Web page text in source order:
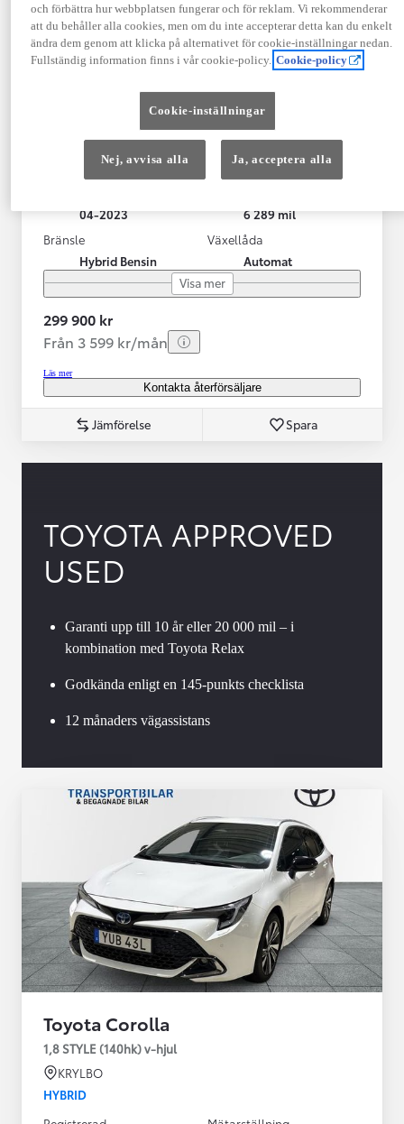
Toyota Yaris Cross
Toyota Yaris Cross 1,5 Hybrid Adventure Drag V-Hjul
KRYLBO
04-2023
6 289 mil
Bränsle
Hybrid Bensin
Växellåda
Automat
Visa mer
299 900 kr
Från 3 599 kr/mån
Läs mer
Kontakta återförsäljare
Jämförelse Spara
TOYOTA APPROVED
USED
Garanti upp till 10 år eller 20 000 mil – i
kombination med Toyota Relax
Godkända enligt en 145-punkts checklista
12 månaders vägassistans
Toyota Corolla
1,8 STYLE (140hk) v-hjul
KRYLBO
HYBRID
och förbättra hur webbplatsen fungerar och för reklam. Vi rekommenderar
att du behåller alla cookies, men om du inte accepterar detta kan du enkelt
ändra dem genom att klicka på alternativet för cookie-inställningar nedan.
Fullständig information finns i vår cookie-policy. Cookie-policy
Cookie-inställningar
Nej, avvisa alla Ja, acceptera alla